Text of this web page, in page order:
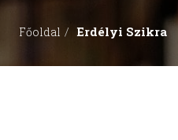
Főoldal Erdélyi Szikra